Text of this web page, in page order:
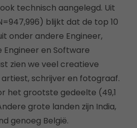
technisch aangelegd. Uit
blijkt dat de top 10
onder andere Engineer,
en Software
zien we veel creatieve
schrijver en fotograaf.
het grootste gedeelte (49,1
grote landen zijn India,
genoeg België.